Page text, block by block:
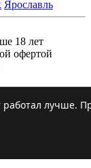
Ярославль
18 лет
офертой
лучше.